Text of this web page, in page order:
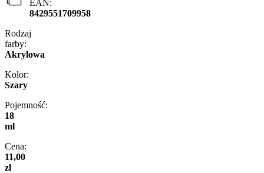
EAN:
8429551709958
Rodzaj
farby:
Akrylowa
Kolor:
Szary
Pojemność:
18
ml
Cena:
11,00
zł